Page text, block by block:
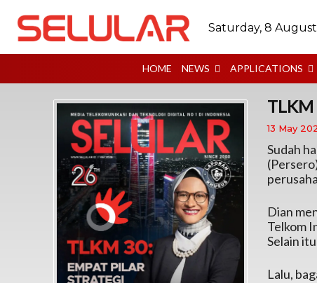
Saturday, 8
HOME NEWS APPLICATIONS
13 May
Sudah
Dian
Telkom
Selain
Lalu,